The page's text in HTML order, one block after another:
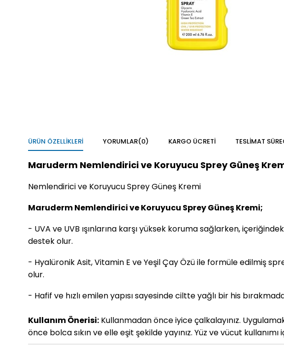
ÜRÜN ÖZELLIKLERI YORUMLAR(0) KARGO ÜCRETI TESLIMAT
Maruderm Nemlendirici ve Koruyucu Sprey Güneş
Nemlendirici ve Koruyucu Sprey Güneş Kremi
Maruderm Nemlendirici ve Koruyucu Sprey Güneş Kremi;
- UVA ve UVB ışınlarına karşı yüksek koruma sağlarken,
destek olur.
- Hyalüronik Asit, Vitamin E ve Yeşil Çay Özü ile formüle edilmiş
olur.
- Hafif ve hızlı emilen yapısı sayesinde ciltte yağlı bir his
Kullanım Önerisi: Kullanmadan önce iyice çalkalayınız.
önce bolca sıkın ve elle eşit şekilde yayınız. Yüz ve vücut kullanımı